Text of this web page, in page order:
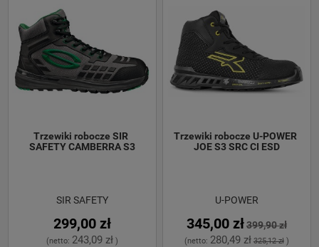
Trzewiki robocze SIR
SAFETY CAMBERRA S3
SIR SAFETY
299,00 zł
(netto: 243,09 zł)
Trzewiki robocze U-POWER
JOE S3 SRC CI ESD
U-POWER
345,00 zł399,90 zł
(netto: 280,49 zł 325,12 zł)